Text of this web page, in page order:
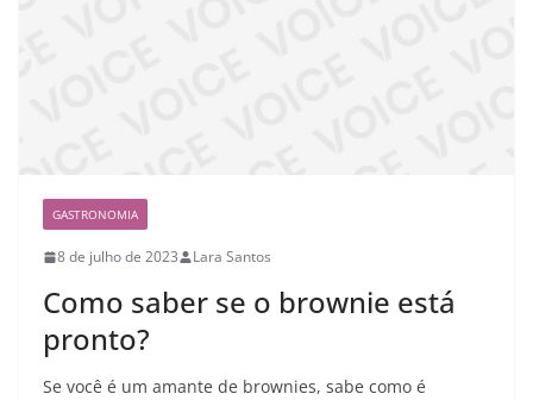
GASTRONOMIA
8 de julho de 2023 Lara Santos
Como saber se o brownie está
pronto?
Se você é um amante de brownies, sabe como é